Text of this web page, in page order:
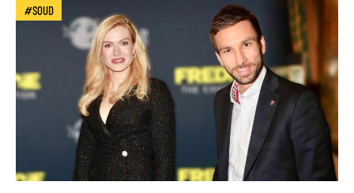
SOUD